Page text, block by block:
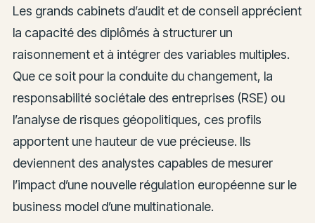
Les grands cabinets d’audit et de conseil apprécient
la capacité des diplômés à structurer un
raisonnement et à intégrer des variables multiples.
Que ce soit pour la conduite du changement, la
responsabilité sociétale des entreprises (RSE) ou
l’analyse de risques géopolitiques, ces profils
apportent une hauteur de vue précieuse. Ils
deviennent des analystes capables de mesurer
l’impact d’une nouvelle régulation européenne sur le
business model d’une multinationale.